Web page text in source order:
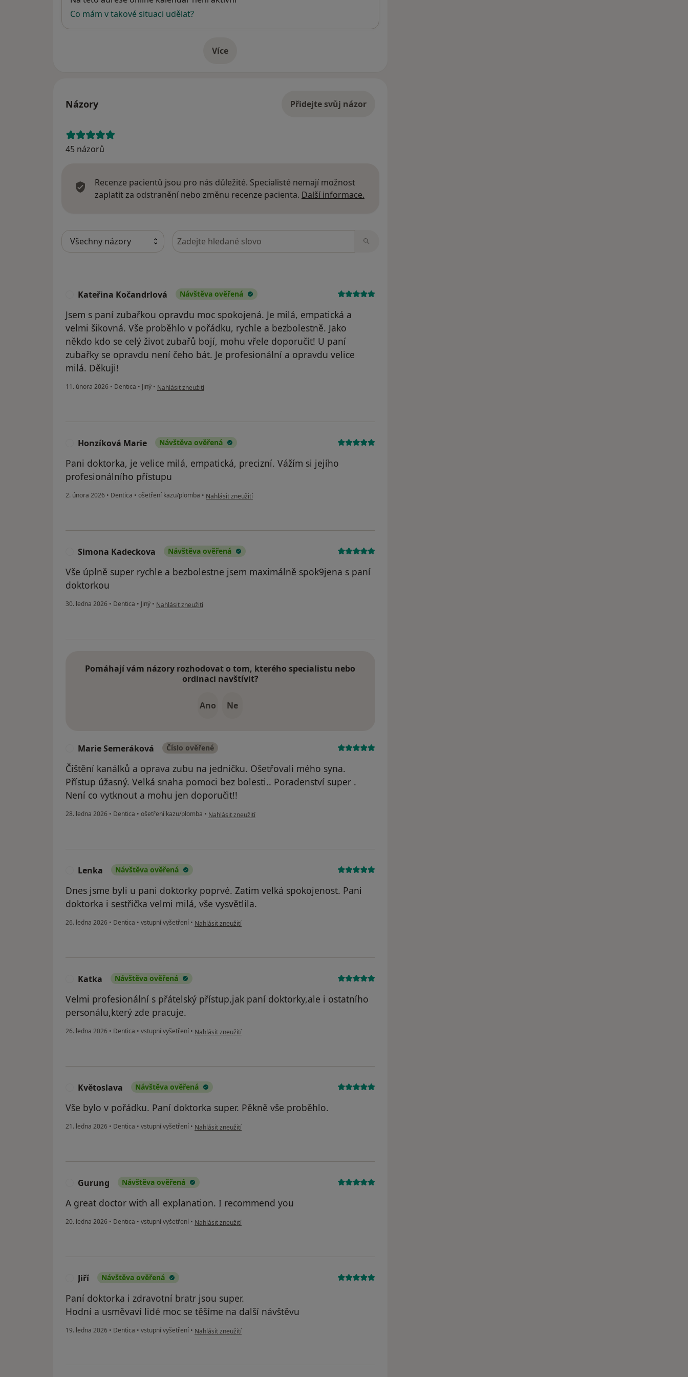
Co mám v takové situaci udělat?
Víceo adrese
Názory Přidejte svůj názor
45 názorů
Recenze pacientů jsou pro nás důležité. Specialisté nemají možnost
zaplatit za odstranění nebo změnu recenze pacienta. Další informace.
Hledejte v názorech
Kateřina Kočandrlová Návštěva ověřená
Jsem s paní zubařkou opravdu moc spokojená. Je milá, empatická a
velmi šikovná. Vše proběhlo v pořádku, rychle a bezbolestně. Jako
někdo kdo se celý život zubařů bojí, mohu vřele doporučit! U paní
zubařky se opravdu není čeho bát. Je profesionální a opravdu velice
milá. Děkuji!
11. února 2026 • Dentica • Jiný • podle názoru uživatele Kateřina Kočandrlová
Nahlásit zneužití
Honzíková Marie Návštěva ověřená
Pani doktorka, je velice milá, empatická, precizní. Vážím si jejího
profesionálního přístupu
2. února 2026 • Dentica • ošetření kazu/plomba • podle názoru uživatele Honzíková Marie
Nahlásit zneužití
Simona Kadeckova Návštěva ověřená
Vše úplně super rychle a bezbolestne jsem maximálně spok9jena s paní
doktorkou
30. ledna 2026 • Dentica • Jiný • podle názoru uživatele Simona Kadeckova
Nahlásit zneužití
Pomáhají vám názory rozhodovat o tom, kterého specialistu nebo
ordinaci navštívit?
Ano Ne
Marie Semeráková Číslo ověřené
Čištění kanálků a oprava zubu na jedničku. Ošetřovali mého syna.
Přístup úžasný. Velká snaha pomoci bez bolesti.. Poradenství super .
Není co vytknout a mohu jen doporučit!!
28. ledna 2026 • Dentica • ošetření kazu/plomba • podle názoru uživatele Marie Semeráková
Nahlásit zneužití
Lenka Návštěva ověřená
Dnes jsme byli u pani doktorky poprvé. Zatim velká spokojenost. Pani
doktorka i sestřička velmi milá, vše vysvětlila.
26. ledna 2026 • Dentica • vstupní vyšetření • podle názoru uživatele Lenka
Nahlásit zneužití
Katka Návštěva ověřená
Velmi profesionální s přátelský přístup,jak paní doktorky,ale i ostatního
personálu,který zde pracuje.
26. ledna 2026 • Dentica • vstupní vyšetření • podle názoru uživatele Katka
Nahlásit zneužití
Květoslava Návštěva ověřená
Vše bylo v pořádku. Paní doktorka super. Pěkně vše proběhlo.
21. ledna 2026 • Dentica • vstupní vyšetření • podle názoru uživatele Květoslava
Nahlásit zneužití
Gurung Návštěva ověřená
A great doctor with all explanation. I recommend you
20. ledna 2026 • Dentica • vstupní vyšetření • podle názoru uživatele Gurung
Nahlásit zneužití
Jiří Návštěva ověřená
Paní doktorka i zdravotní bratr jsou super.
Hodní a usměvaví lidé moc se těšíme na další návštěvu
19. ledna 2026 • Dentica • vstupní vyšetření • podle názoru uživatele Jiří
Nahlásit zneužití